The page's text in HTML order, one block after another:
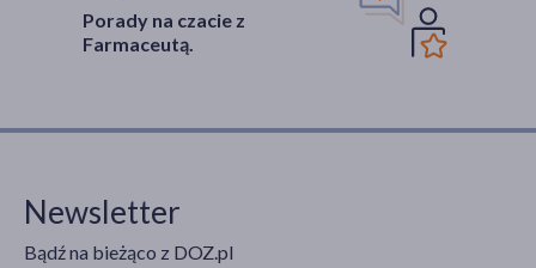
Porady na czacie z
Farmaceutą.
Newsletter
Bądź na bieżąco z DOZ.pl